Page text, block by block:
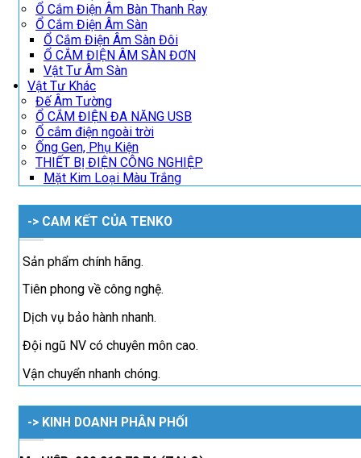
Ổ Cắm Điện Âm Bàn Thanh Ray
Ổ Cắm Điện Âm Sàn
Ổ Cắm Điện Âm Sàn Đôi
Ổ CẮM ĐIỆN ÂM SÀN ĐƠN
Vật Tư Âm Sàn
Vật Tư Khác
Đế Âm Tường
Ổ CẮM ĐIỆN ĐA NĂNG USB
Ổ cắm điện ngoài trời
Ống Gen, Phụ Kiện
THIẾT BỊ ĐIỆN CÔNG NGHIỆP
Mặt Kim Loại Màu Trắng
-> CAM KẾT CỦA TENKO
Sản phẩm chính hãng.
Tiên phong về công nghệ.
Dịch vụ bảo hành nhanh.
Đội ngũ NV có chuyên môn cao.
Vận chuyển nhanh chóng.
-> KINH DOANH PHÂN PHỐI